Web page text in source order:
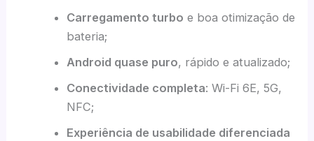
Carregamento turbo e boa otimização de
bateria;
Android quase puro, rápido e atualizado;
Conectividade completa: Wi-Fi 6E, 5G,
NFC;
Experiência de usabilidade diferenciada